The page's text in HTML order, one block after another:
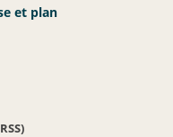
et plan